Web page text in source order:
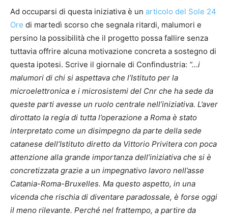
Ad occuparsi di questa iniziativa è un articolo del Sole 24
Ore di martedì scorso che segnala ritardi, malumori e
persino la possibilità che il progetto possa fallire senza
tuttavia offrire alcuna motivazione concreta a sostegno di
questa ipotesi. Scrive il giornale di Confindustria: “…i
malumori di chi si aspettava che l’Istituto per la
microelettronica e i microsistemi del Cnr che ha sede da
queste parti avesse un ruolo centrale nell’iniziativa. L’aver
dirottato la regia di tutta l’operazione a Roma è stato
interpretato come un disimpegno da parte della sede
catanese dell’Istituto diretto da Vittorio Privitera con poca
attenzione alla grande importanza dell’iniziativa che si è
concretizzata grazie a un impegnativo lavoro nell’asse
Catania-Roma-Bruxelles. Ma questo aspetto, in una
vicenda che rischia di diventare paradossale, è forse oggi
il meno rilevante. Perché nel frattempo, a partire da